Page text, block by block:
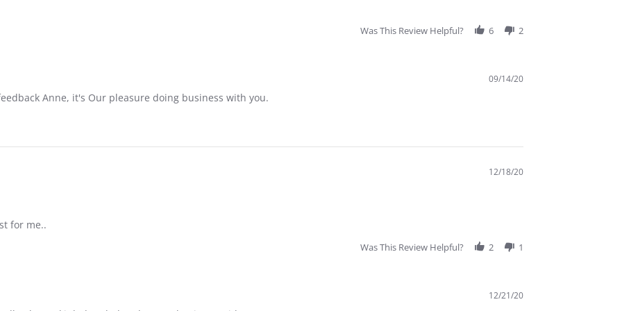
Was This Review Helpful? 6 2
09/14/20
Anne, it's Our pleasure doing business with you.
12/18/20
for me..
Was This Review Helpful? 2 1
12/21/20